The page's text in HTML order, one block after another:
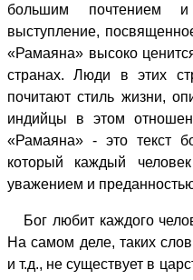
большим почтением
выступление,
«Рамаяна» высоко
странах. Люди в этих
почитают стиль жизни,
индийцы в этом
«Рамаяна» - это текст
который каждый
уважением и
Бог любит каждого
На самом деле, таких
и т.д., не существует в